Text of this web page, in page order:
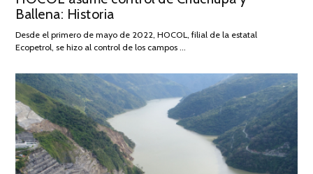
2026
Ballena: Historia
Desde el primero de mayo de 2022, HOCOL, filial de la estatal
Ecopetrol, se hizo al control de los campos …